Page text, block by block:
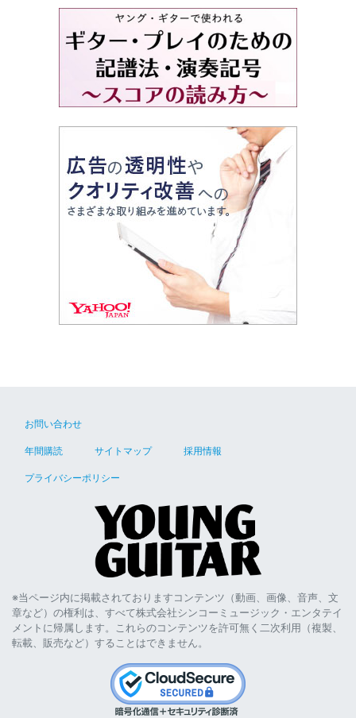
お問い合わせ
年間購読 サイトマップ 採用情報
プライバシーポリシー
※当ページ内に掲載されておりますコンテンツ（動画、画像、音声、文
章など）の権利は、すべて株式会社シンコーミュージック・エンタテイ
メントに帰属します。これらのコンテンツを許可無く二次利用（複製、
転載、販売など）することはできません。